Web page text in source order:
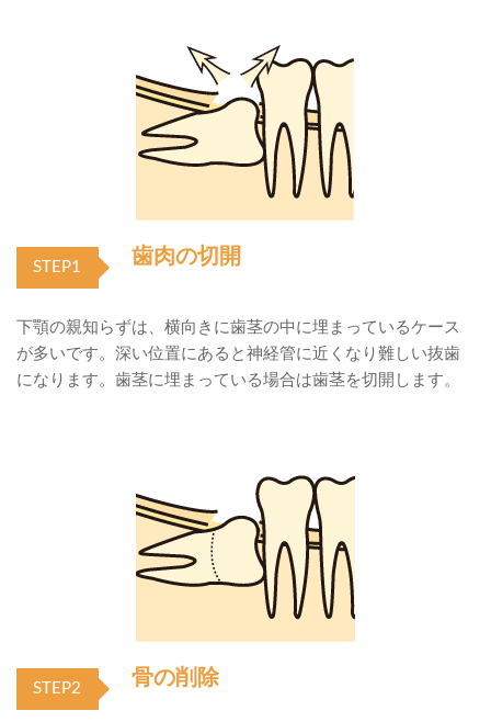
STEP1 歯肉の切開
下顎の親知らずは、横向きに歯茎の中に埋まっているケース
が多いです。深い位置にあると神経管に近くなり難しい抜歯
になります。歯茎に埋まっている場合は歯茎を切開します。
STEP2 骨の削除